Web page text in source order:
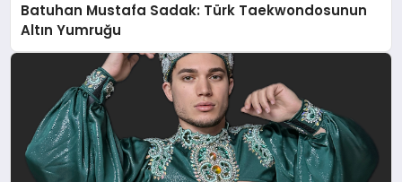
Batuhan Mustafa Sadak: Türk Taekwondosunun
Altın Yumruğu